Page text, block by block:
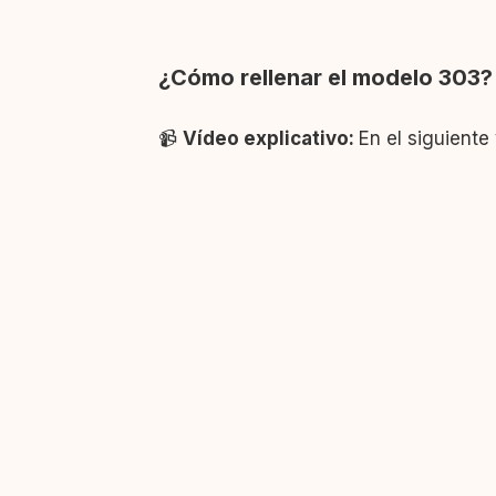
¿Cómo rellenar el modelo 303?
📹 Vídeo explicativo: En el